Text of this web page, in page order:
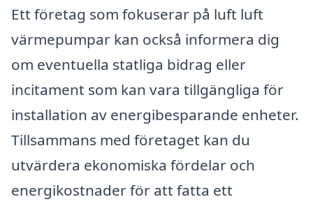
Ett företag som fokuserar på luft luft
värmepumpar kan också informera dig
om eventuella statliga bidrag eller
incitament som kan vara tillgängliga för
installation av energibesparande enheter.
Tillsammans med företaget kan du
utvärdera ekonomiska fördelar och
energikostnader för att fatta ett